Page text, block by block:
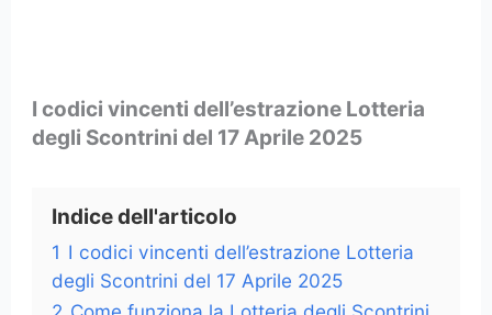
I codici vincenti dell’estrazione Lotteria
degli Scontrini del 17 Aprile 2025
Indice dell'articolo
1 I codici vincenti dell’estrazione Lotteria
degli Scontrini del 17 Aprile 2025